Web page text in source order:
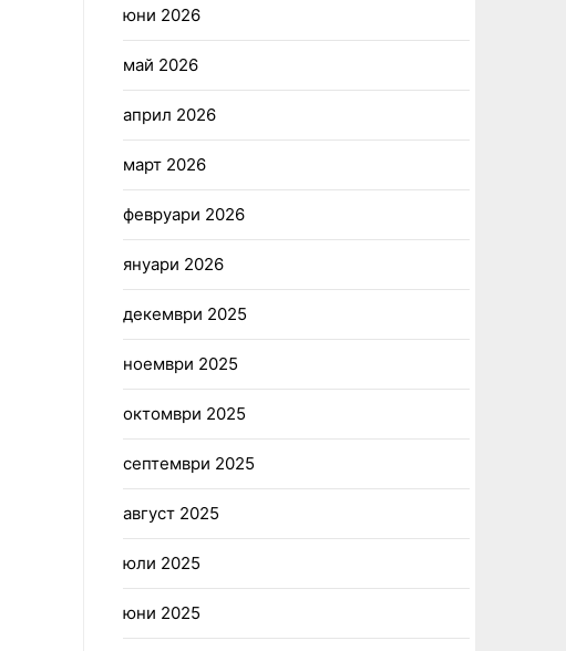
юни 2026
май 2026
април 2026
март 2026
февруари 2026
януари 2026
декември 2025
ноември 2025
октомври 2025
септември 2025
август 2025
юли 2025
юни 2025